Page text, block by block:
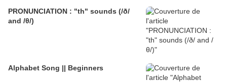
PRONUNCIATION : "th" sounds (/ð/
and /θ/)
Alphabet Song || Beginners